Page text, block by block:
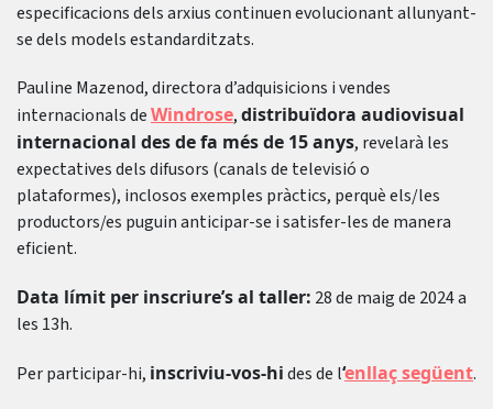
especificacions dels arxius continuen evolucionant allunyant-
se dels models estandarditzats.
Pauline Mazenod, directora d’adquisicions i vendes
internacionals deWindrose,distribuïdora audiovisual
internacional des de fa més de 15 anys, revelarà les
expectatives dels difusors (canals de televisió o
plataformes), inclosos exemples pràctics, perquè els/les
productors/es puguin anticipar-se i satisfer-les de manera
eficient.
Data límit per inscriure’s al taller: 28 de maig de 2024 a
les 13h.
Per participar-hi, inscriviu-vos-hides de l‘enllaç següent.